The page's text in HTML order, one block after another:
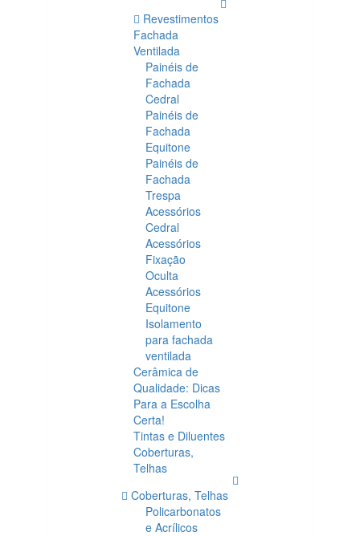
Revestimentos
Fachada
Ventilada
Painéis de
Fachada
Cedral
Painéis de
Fachada
Equitone
Painéis de
Fachada
Trespa
Acessórios
Cedral
Acessórios
Fixação
Oculta
Acessórios
Equitone
Isolamento
para fachada
ventilada
Cerâmica de
Qualidade: Dicas
Para a Escolha
Certa!
Tintas e Diluentes
Coberturas,
Telhas
Coberturas, Telhas
Policarbonatos
e Acrílicos